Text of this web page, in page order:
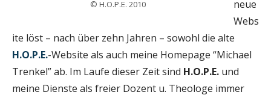
© H.O.P.E. 2010
neue
Webs
ite löst – nach über zehn Jahren – sowohl die alte
H.O.P.E.-Website als auch meine Homepage “Michael
Trenkel” ab. Im Laufe dieser Zeit sind H.O.P.E. und
meine Dienste als freier Dozent u. Theologe immer